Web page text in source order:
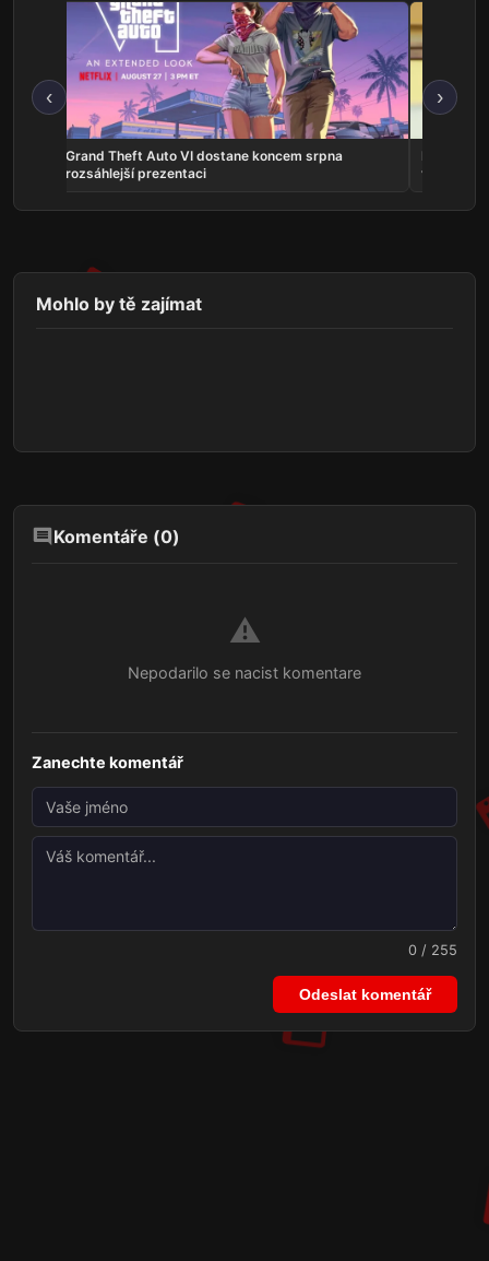
‹
Grand Theft Auto VI dostane koncem srpna
rozsáhlejší prezentaci
vlastní
›
Mohlo by tě zajímat
Komentáře (0)
⚠️
Nepodarilo se nacist komentare
Zanechte komentář
0 / 255
Odeslat komentář